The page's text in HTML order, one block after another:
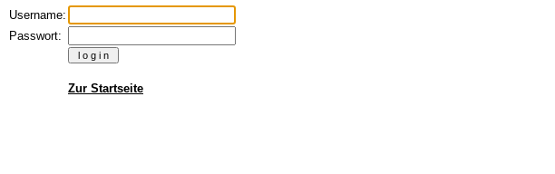
Username:
Passwort:
Zur Startseite